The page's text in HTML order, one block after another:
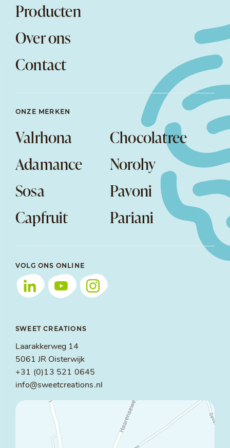
Producten
Over ons
Contact
ONZE MERKEN
Valrhona
Chocolatree
Adamance
Norohy
Sosa
Pavoni
Capfruit
Pariani
VOLG ONS ONLINE
SWEET CREATIONS
Laarakkerweg 14
5061 JR Oisterwijk
+31 (0)13 521 0645
info@sweetcreations.nl